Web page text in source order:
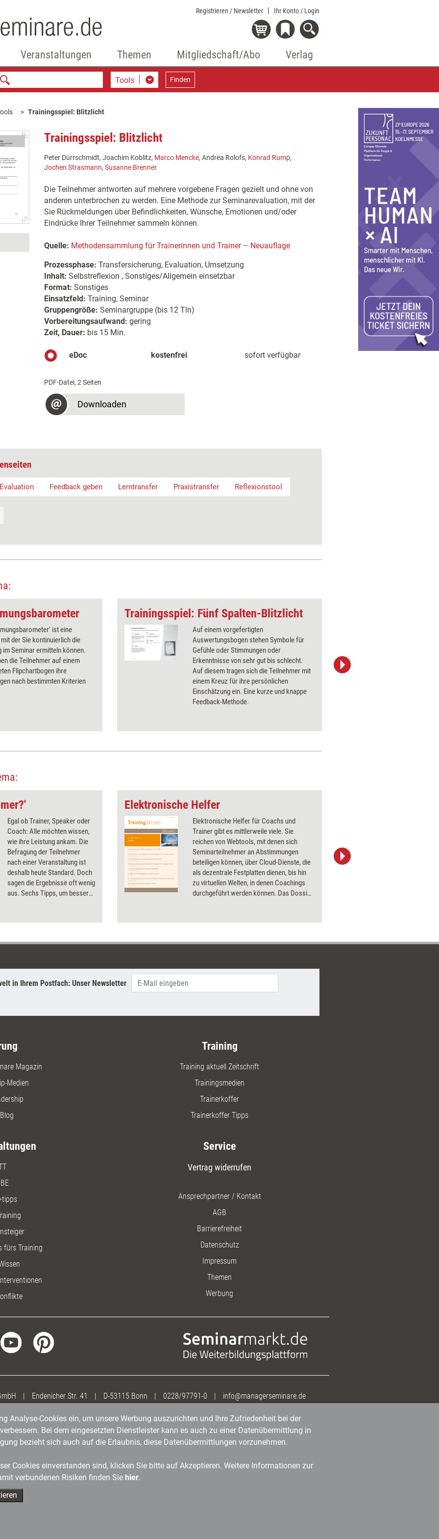
Registrieren / Newsletter Ihr Konto / Login
Veranstaltungen Themen Mitgliedschaft/Abo Verlag
Tools Finden
Trainingsspiel: Blitzlicht
Trainingsspiel: Blitzlicht
Peter Dürrschmidt, Joachim Koblitz, Marco Mencke, Andrea Rolofs, Konrad Rump,
Jochen Strasmann, Susanne Brenner
Die Teilnehmer antworten auf mehrere vorgebene Fragen gezielt und ohne von
anderen unterbrochen zu werden. Eine Methode zur Seminarevaluation, mit der
Sie Rückmeldungen über Befindlichkeiten, Wünsche, Emotionen und/oder
Eindrücke Ihrer Teilnehmer sammeln können.
Quelle: Methodensammlung für Trainerinnen und Trainer – Neuauflage
Prozessphase: Transfersicherung, Evaluation, Umsetzung
Inhalt: Selbstreflexion , Sonstiges/Allgemein einsetzbar
Format: Sonstiges
Einsatzfeld: Training, Seminar
Gruppengröße: Seminargruppe (bis 12 Tln)
Vorbereitungsaufwand: gering
Zeit, Dauer: bis 15 Min.
eDoc kostenfrei sofort verfügbar
PDF-Datei, 2 Seiten
Downloaden
Evaluation Feedback geben Lerntransfer Praxistransfer Reflexionstool
ist eine
der Sie kontinuierlich die
im Seminar ermitteln können.
die Teilnehmer auf einem
Flipchartbogen ihre
nach bestimmten Kriterien
Trainingsspiel: Fünf Spalten-Blitzlicht
Auf einem vorgefertigten
Auswertungsbogen stehen Symbole für
Gefühle oder Stimmungen oder
Erkenntnisse von sehr gut bis schlecht.
Auf diesem tragen sich die Teilnehmer mit
einem Kreuz für ihre persönlichen
Einschätzung ein. Eine kurze und knappe
Feedback-Methode.
Egal ob Trainer, Speaker oder
Coach: Alle möchten wissen,
wie ihre Leistung ankam. Die
Befragung der Teilnehmer
nach einer Veranstaltung ist
deshalb heute Standard. Doch
sagen die Ergebnisse oft wenig
aus. Sechs Tipps, um besser
Elektronische Helfer
Elektronische Helfer für Coachs und
Trainer gibt es mittlerweile viele. Sie
reichen von Webtools, mit denen sich
Seminarteilnehmer an Abstimmungen
beteiligen können, über Cloud-Dienste, die
als dezentrale Festplatten dienen, bis hin
zu virtuellen Welten, in denen Coachings
durchgeführt werden können. Das Dossier
und erläutert, wie Trainer und Coachs sie
in Ihrem Postfach: Unser Newsletter
Magazin
Medien
Training
Training aktuell Zeitschrift
Trainingsmedien
Trainerkoffer
Trainerkoffer Tipps
fürs Training
Service
Vertrag widerrufen
Ansprechpartner / Kontakt
AGB
Barrierefreiheit
Datenschutz
Impressum
Themen
Werbung
| Endenicher Str. 41 | D-53115 Bonn | 0228/97791-0 | info@managerseminare.de
Analyse-Cookies ein, um unsere Werbung auszurichten und Ihre Zufriedenheit bei der
Bei dem eingesetzten Dienstleister kann es auch zu einer Datenübermittlung in
bezieht sich auch auf die Erlaubnis, diese Datenübermittlungen vorzunehmen.
Cookies einverstanden sind, klicken Sie bitte auf Akzeptieren. Weitere Informationen zur
verbundenen Risiken finden Sie hier.